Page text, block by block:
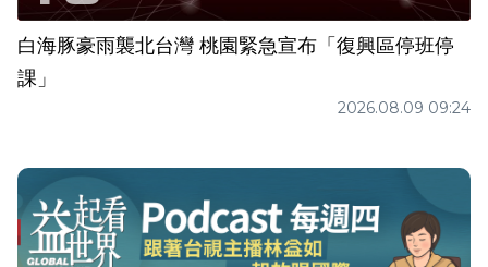
白海豚豪雨襲北台灣 桃園緊急宣布「復興區停班停
課」
2026.08.09 09:24